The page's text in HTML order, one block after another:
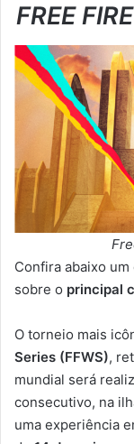
FREE
Confira abaixo
sobre o principal
O torneio mais
Series (FFWS),
mundial será
consecutivo, na
uma experiência